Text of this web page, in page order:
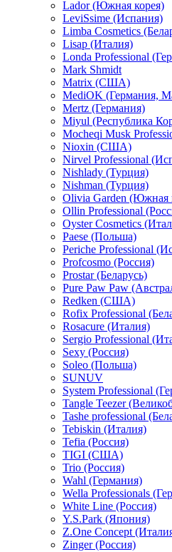
Lador (Южная корея)
LeviSsime (Испания)
Limba Cosmetics
Lisap (Италия)
Londa Professional
Mark Shmidt
Matrix (США)
MediOK (Германия,
Mertz (Германия)
Miyul (Республика
Mocheqi Musk
Nioxin (США)
Nirvel Professional
Nishlady (Турция)
Nishman (Турция)
Olivia Garden (Южная
Ollin Professional
Oyster Cosmetics
Paese (Польша)
Periche Professional
Profcosmo (Россия)
Prostar (Беларусь)
Pure Paw Paw
Redken (США)
Rofix Professional
Rosacure (Италия)
Sergio Professional
Sexy (Россия)
Soleo (Польша)
SUNUV
System Professional
Tangle Teezer
Tashe professional
Tebiskin (Италия)
Tefia (Россия)
TIGI (США)
Trio (Россия)
Wahl (Германия)
Wella Professionals
White Line (Россия)
Y.S.Park (Япония)
Z.One Concept
Zinger (Россия)